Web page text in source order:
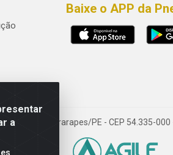
a
Baixe o APP da
dos Guararapes/PE - CEP 54.335-